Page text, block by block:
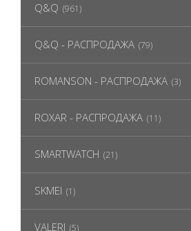
Q&Q (961)
Q&Q - РАСПРОДАЖА (79)
ROMANSON - РАСПРОДАЖА (3)
ROXAR - РАСПРОДАЖА (11)
SMARTWATCH (21)
SKMEI (1)
VALERI (5)